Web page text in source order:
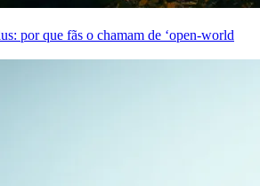
por que fãs o chamam de ‘open-world